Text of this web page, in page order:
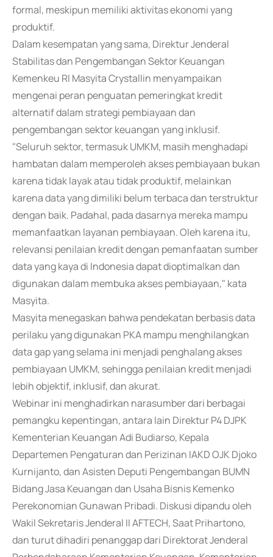
formal, meskipun memiliki aktivitas ekonomi yang
produktif.
Dalam kesempatan yang sama, Direktur Jenderal
Stabilitas dan Pengembangan Sektor Keuangan
Kemenkeu RI Masyita Crystallin menyampaikan
mengenai peran penguatan pemeringkat kredit
alternatif dalam strategi pembiayaan dan
pengembangan sektor keuangan yang inklusif.
"Seluruh sektor, termasuk UMKM, masih menghadapi
hambatan dalam memperoleh akses pembiayaan bukan
karena tidak layak atau tidak produktif, melainkan
karena data yang dimiliki belum terbaca dan terstruktur
dengan baik. Padahal, pada dasarnya mereka mampu
memanfaatkan layanan pembiayaan. Oleh karena itu,
relevansi penilaian kredit dengan pemanfaatan sumber
data yang kaya di Indonesia dapat dioptimalkan dan
digunakan dalam membuka akses pembiayaan," kata
Masyita.
Masyita menegaskan bahwa pendekatan berbasis data
perilaku yang digunakan PKA mampu menghilangkan
data gap yang selama ini menjadi penghalang akses
pembiayaan UMKM, sehingga penilaian kredit menjadi
lebih objektif, inklusif, dan akurat.
Webinar ini menghadirkan narasumber dari berbagai
pemangku kepentingan, antara lain Direktur P4 DJPK
Kementerian Keuangan Adi Budiarso, Kepala
Departemen Pengaturan dan Perizinan IAKD OJK Djoko
Kurnijanto, dan Asisten Deputi Pengembangan BUMN
Bidang Jasa Keuangan dan Usaha Bisnis Kemenko
Perekonomian Gunawan Pribadi. Diskusi dipandu oleh
Wakil Sekretaris Jenderal II AFTECH, Saat Prihartono,
dan turut dihadiri penanggap dari Direktorat Jenderal